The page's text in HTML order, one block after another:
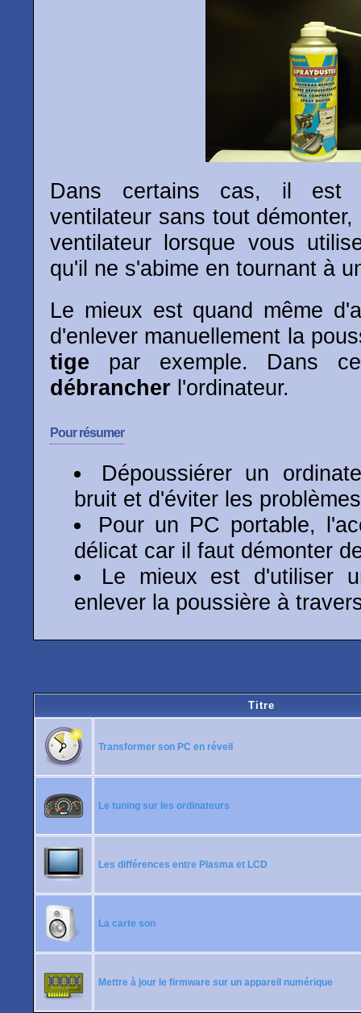
Dans certains cas, il est
ventilateur sans tout
ventilateur lorsque vous
qu'il ne s'abime en tournant à
Le mieux est quand même
d'enlever manuellement la
tige par exemple. Dans
débrancher l'ordinateur.
Pour résumer
Dépoussiérer un
bruit et d'éviter les
Pour un PC portable,
délicat car il faut démonter
Le mieux est d'utiliser
enlever la poussière à
Titre
Transformer son PC en réveil
Le tuning sur les ordinateurs
Les différences entre Plasma et LCD
La carte son
Mettre à jour le firmware sur un appareil numérique